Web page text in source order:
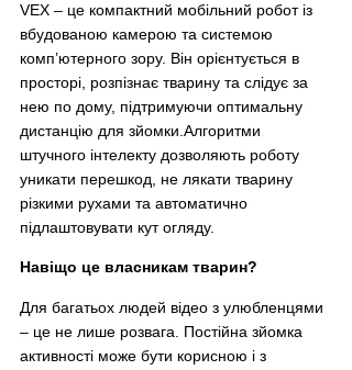
VEX – це компактний мобільний робот із
вбудованою камерою та системою
комп’ютерного зору. Він орієнтується в
просторі, розпізнає тварину та слідує за
нею по дому, підтримуючи оптимальну
дистанцію для зйомки.Алгоритми
штучного інтелекту дозволяють роботу
уникати перешкод, не лякати тварину
різкими рухами та автоматично
підлаштовувати кут огляду.
Навіщо це власникам тварин?
Для багатьох людей відео з улюбленцями
– це не лише розвага. Постійна зйомка
активності може бути корисною і з